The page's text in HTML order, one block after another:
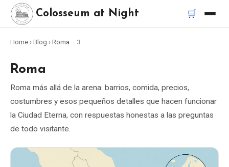
Colosseum at Night 🛒
Inicio
Mejores tours
Mejores tours nocturnos del Coliseo
Mejores tours en Roma
Bus turístico Roma
Home › Blog › Roma – 3
Roma
Roma más allá de la arena: barrios, comida, precios,
costumbres y esos pequeños detalles que hacen funcionar
la Ciudad Eterna, con respuestas honestas a las preguntas
de todo visitante.